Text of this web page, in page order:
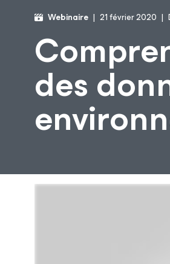
Webinaire 21 février 2020
des